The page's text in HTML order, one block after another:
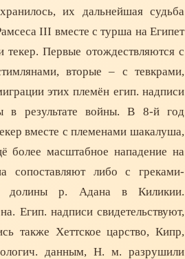
их дальнейшая судьба
III вместе с турша на Египет
Первые отождествляются с
вторые – с тевкрами,
этих племён егип. надписи
в результате войны. В 8-й год
вместе с племенами шакалуша,
масштабное нападение на
либо с греками-
долины р. Адана в Киликии.
Егип. надписи свидетельствуют,
также Хеттское царство, Кипр,
данным, Н. м. разрушили